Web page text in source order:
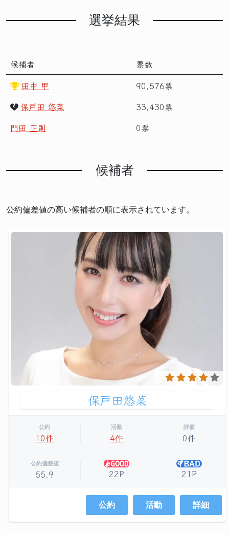
選挙結果
候補者
票数
田中 甲
90,576票
保戸田 悠菜
33,430票
門田 正則
0票
候補者
公約偏差値の高い候補者の順に表示されています。
保戸田悠菜
公約
10件
活動
4件
評価
0件
公約偏差値
55.9 22P 21P
公約 活動 詳細